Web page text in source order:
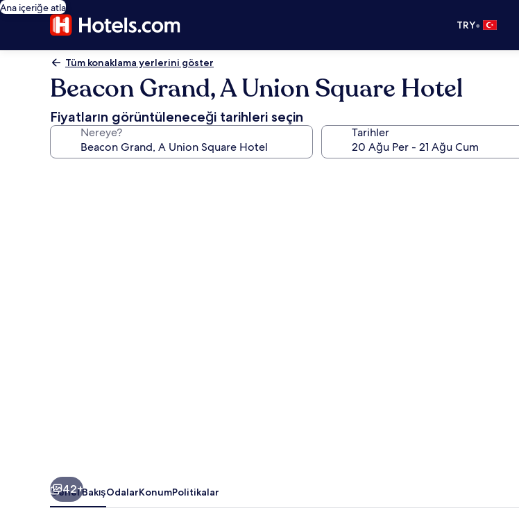
Ana içeriğe atla
TRY•
Tüm konaklama yerlerini göster
Beacon Grand, A Union Square Hotel
Fiyatların görüntüleneceği tarihleri seçin
Nereye? Tarihler
42+
Genel BakışOdalarKonumPolitikalar